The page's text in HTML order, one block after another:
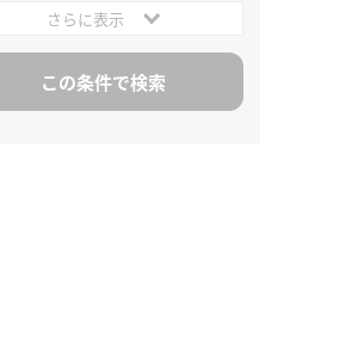
さらに表示